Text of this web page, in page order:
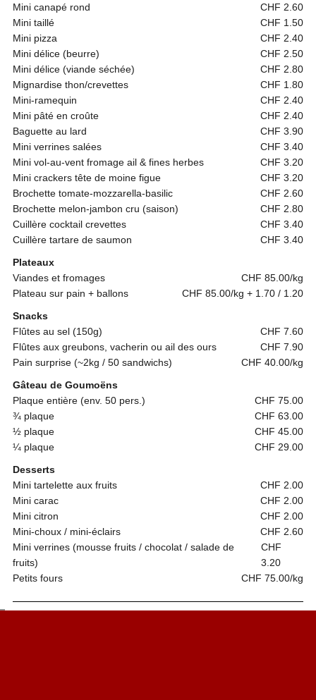
Mini canapé rond
CHF 2.60
Mini taillé
CHF 1.50
Mini pizza
CHF 2.40
Mini délice (beurre)
CHF 2.50
Mini délice (viande séchée)
CHF 2.80
Mignardise thon/crevettes
CHF 1.80
Mini-ramequin
CHF 2.40
Mini pâté en croûte
CHF 2.40
Baguette au lard
CHF 3.90
Mini verrines salées
CHF 3.40
Mini vol-au-vent fromage ail & fines herbes
CHF 3.20
Mini crackers tête de moine figue
CHF 3.20
Brochette tomate-mozzarella-basilic
CHF 2.60
Brochette melon-jambon cru (saison)
CHF 2.80
Cuillère cocktail crevettes
CHF 3.40
Cuillère tartare de saumon
CHF 3.40
Plateaux
Viandes et fromages
CHF 85.00/kg
Plateau sur pain + ballons
CHF 85.00/kg + 1.70 / 1.20
Snacks
Flûtes au sel (150g)
CHF 7.60
Flûtes aux greubons, vacherin ou ail des ours
CHF 7.90
Pain surprise (~2kg / 50 sandwichs)
CHF 40.00/kg
Gâteau de Goumoëns
Plaque entière (env. 50 pers.)
CHF 75.00
¾ plaque
CHF 63.00
½ plaque
CHF 45.00
¼ plaque
CHF 29.00
Desserts
Mini tartelette aux fruits
CHF 2.00
Mini carac
CHF 2.00
Mini citron
CHF 2.00
Mini-choux / mini-éclairs
CHF 2.60
Mini verrines (mousse fruits / chocolat / salade de
fruits)
CHF
3.20
Petits fours
CHF 75.00/kg